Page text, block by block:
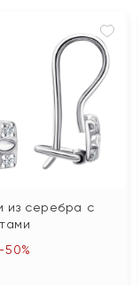
из серебра с
-50%